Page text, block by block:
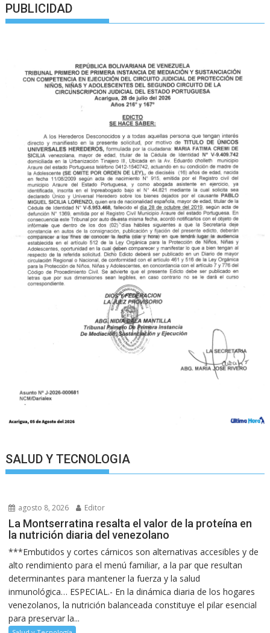
PUBLICIDAD
SALUD Y TECNOLOGIA
agosto 8, 2026 Editor
La Montserratina resalta el valor de la proteína en
la nutrición diaria del venezolano
***Embutidos y cortes cárnicos son alternativas accesibles y de
alto rendimiento para el menú familiar, a la par que resultan
determinantes para mantener la fuerza y la salud
inmunológica… ESPECIAL.- En la dinámica diaria de los hogares
venezolanos, la nutrición balanceada constituye el pilar esencial
para preservar la...